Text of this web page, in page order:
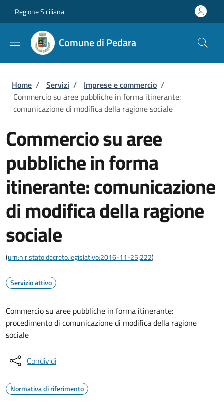
Regione Siciliana
Comune di Pedara
Briciole di pane
Home / Servizi / Imprese e commercio /
Commercio su aree pubbliche in forma itinerante:
comunicazione di modifica della ragione sociale
Commercio su aree
pubbliche in forma
itinerante: comunicazione
di modifica della ragione
sociale
(urn:nir:stato:decreto.legislativo:2016-11-25;222)
Servizio attivo
Commercio su aree pubbliche in forma itinerante:
procedimento di comunicazione di modifica della ragione
sociale
Condividi
Normativa di riferimento